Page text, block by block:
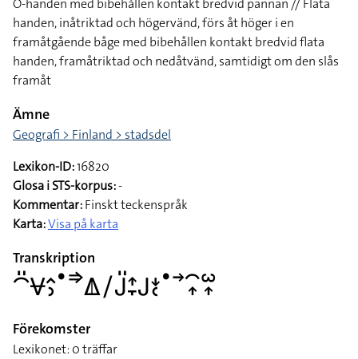
O-handen med bibehållen kontakt bredvid pannan // Flata
handen, inåtriktad och högervänd, förs åt höger i en
framåtgående båge med bibehållen kontakt bredvid flata
handen, framåtriktad och nedåtvänd, samtidigt om den slås
framåt
Ämne
Geografi > Finland > stadsdel
Lexikon-ID:16820
Glosa i STS-korpus:-
Kommentar:Finskt teckenspråk
Karta:Visa på karta
Transkription
􌤃􌤺􌤮􌤵􌤶􌤟􌦆􌤎􌥠􌤢􌤺􌤴􌥙􌤢􌥕􌥗􌤟􌥣􌥯􌥾􌥱􌥾
Förekomster
Lexikonet: 0 träffar